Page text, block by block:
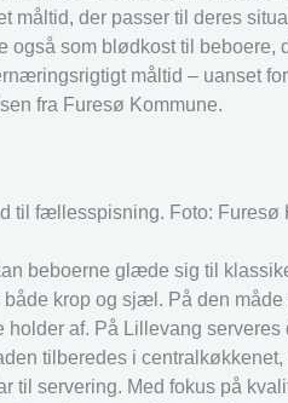
måltid, der passer til deres
som blødkost til beboere,
måltid – uanset
fra Furesø Kommune.
til fællesspisning. Foto: Furesø
beboerne glæde sig til
både krop og sjæl. På den
af. På Lillevang
tilberedes i
til servering. Med fokus på